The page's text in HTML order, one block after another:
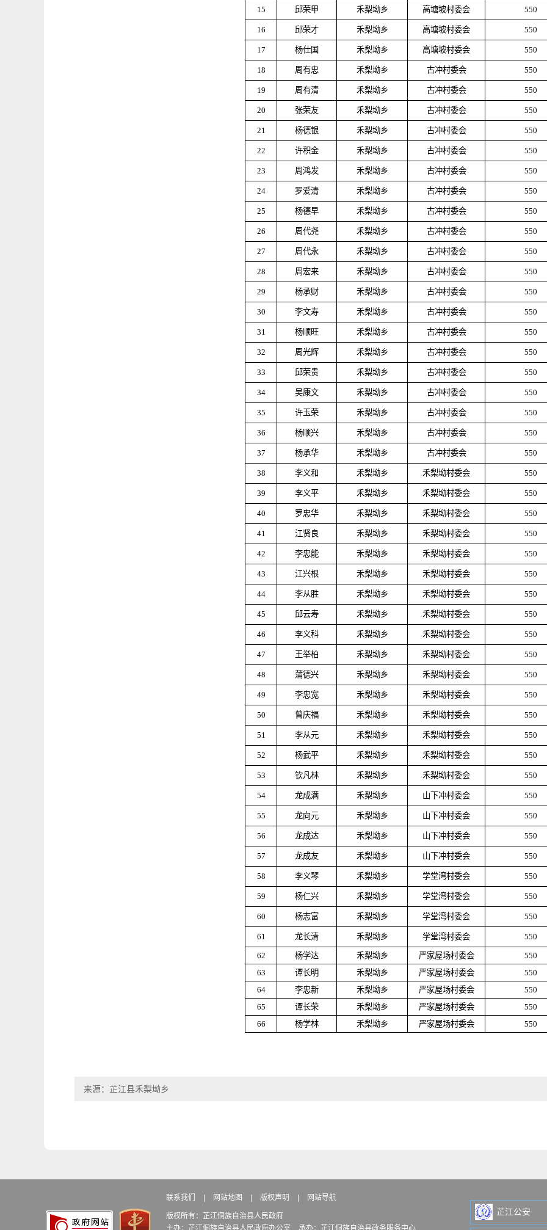
15 邱荣甲 禾梨坳乡 高塘坡村委会 550
16 邱荣才 禾梨坳乡 高塘坡村委会 550
17 杨仕国 禾梨坳乡 高塘坡村委会 550
18 周有忠 禾梨坳乡 古冲村委会 550
19 周有清 禾梨坳乡 古冲村委会 550
20 张荣友 禾梨坳乡 古冲村委会 550
21 杨德银 禾梨坳乡 古冲村委会 550
22 许积金 禾梨坳乡 古冲村委会 550
23 周鸿发 禾梨坳乡 古冲村委会 550
24 罗爱清 禾梨坳乡 古冲村委会 550
25 杨德早 禾梨坳乡 古冲村委会 550
26 周代尧 禾梨坳乡 古冲村委会 550
27 周代永 禾梨坳乡 古冲村委会 550
28 周宏来 禾梨坳乡 古冲村委会 550
29 杨承财 禾梨坳乡 古冲村委会 550
30 李文寿 禾梨坳乡 古冲村委会 550
31 杨顺旺 禾梨坳乡 古冲村委会 550
32 周光辉 禾梨坳乡 古冲村委会 550
33 邱荣贵 禾梨坳乡 古冲村委会 550
34 吴康文 禾梨坳乡 古冲村委会 550
35 许玉荣 禾梨坳乡 古冲村委会 550
36 杨顺兴 禾梨坳乡 古冲村委会 550
37 杨承华 禾梨坳乡 古冲村委会 550
38 李义和 禾梨坳乡 禾梨坳村委会 550
39 李义平 禾梨坳乡 禾梨坳村委会 550
40 罗忠华 禾梨坳乡 禾梨坳村委会 550
41 江贤良 禾梨坳乡 禾梨坳村委会 550
42 李忠能 禾梨坳乡 禾梨坳村委会 550
43 江兴根 禾梨坳乡 禾梨坳村委会 550
44 李从胜 禾梨坳乡 禾梨坳村委会 550
45 邱云寿 禾梨坳乡 禾梨坳村委会 550
46 李义科 禾梨坳乡 禾梨坳村委会 550
47 王举柏 禾梨坳乡 禾梨坳村委会 550
48 蒲德兴 禾梨坳乡 禾梨坳村委会 550
49 李忠宽 禾梨坳乡 禾梨坳村委会 550
50 曾庆福 禾梨坳乡 禾梨坳村委会 550
51 李从元 禾梨坳乡 禾梨坳村委会 550
52 杨武平 禾梨坳乡 禾梨坳村委会 550
53 钦凡林 禾梨坳乡 禾梨坳村委会 550
54 龙成满 禾梨坳乡 山下冲村委会 550
55 龙向元 禾梨坳乡 山下冲村委会 550
56 龙成达 禾梨坳乡 山下冲村委会 550
57 龙成友 禾梨坳乡 山下冲村委会 550
58 李义琴 禾梨坳乡 学堂湾村委会 550
59 杨仁兴 禾梨坳乡 学堂湾村委会 550
60 杨志富 禾梨坳乡 学堂湾村委会 550
61 龙长清 禾梨坳乡 学堂湾村委会 550
62 杨学达 禾梨坳乡 严家屋场村委会
550
63
谭长明 禾梨坳乡 严家屋场村委会
550
64
李忠新 禾梨坳乡 严家屋场村委会
550
65
谭长荣 禾梨坳乡 严家屋场村委会
550
66
杨学林 禾梨坳乡 严家屋场村委会 550
来源：芷江县禾梨坳乡
联系我们 网站地图 版权声明 网站导航
版权所有：芷江侗族自治县人民政府
主办：芷江侗族自治县人民政府办公室
承办：芷江侗族自治县政务服务中心
芷江公安